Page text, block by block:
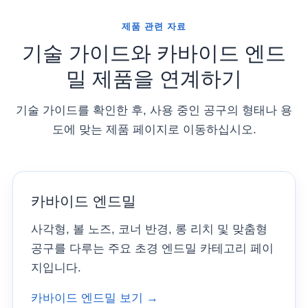
제품 관련 자료
기술 가이드와 카바이드 엔드
밀 제품을 연계하기
기술 가이드를 확인한 후, 사용 중인 공구의 형태나 용
도에 맞는 제품 페이지로 이동하십시오.
카바이드 엔드밀
사각형, 볼 노즈, 코너 반경, 롱 리치 및 맞춤형
공구를 다루는 주요 초경 엔드밀 카테고리 페이
지입니다.
카바이드 엔드밀 보기 →